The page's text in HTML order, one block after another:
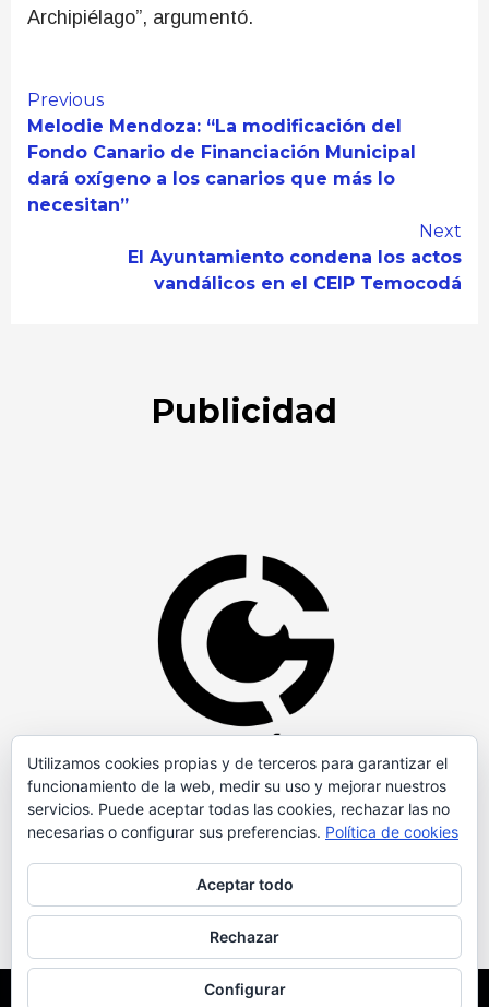
Archipiélago”, argumentó.
Continue
Reading
Previous
Melodie Mendoza: “La modificación del
Fondo Canario de Financiación Municipal
dará oxígeno a los canarios que más lo
necesitan”
Next
El Ayuntamiento condena los actos
vandálicos en el CEIP Temocodá
Publicidad
Copyright © Todos los derechos reservados.
Utilizamos cookies propias y de terceros para garantizar el
funcionamiento de la web, medir su uso y mejorar nuestros
servicios. Puede aceptar todas las cookies, rechazar las no
necesarias o configurar sus preferencias. Política de cookies
Aceptar todo
Rechazar
Configurar